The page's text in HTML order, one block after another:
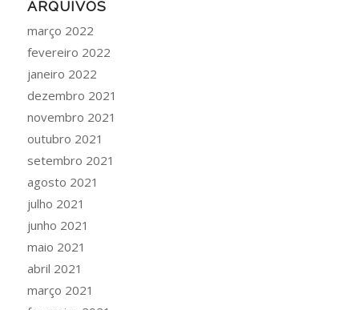
ARQUIVOS
março 2022
fevereiro 2022
janeiro 2022
dezembro 2021
novembro 2021
outubro 2021
setembro 2021
agosto 2021
julho 2021
junho 2021
maio 2021
abril 2021
março 2021